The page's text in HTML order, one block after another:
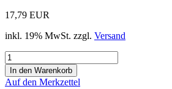
17,79 EUR
inkl. 19% MwSt. zzgl. Versand
Auf den Merkzettel